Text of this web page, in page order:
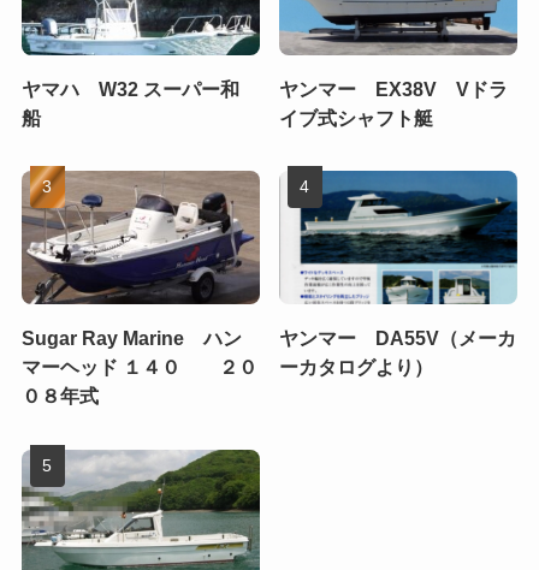
ヤマハ W32 スーパー和
船
ヤンマー EX38V Vドラ
イブ式シャフト艇
Sugar Ray Marine ハン
マーヘッド １４０ ２０
０８年式
ヤンマー DA55V（メーカ
ーカタログより）